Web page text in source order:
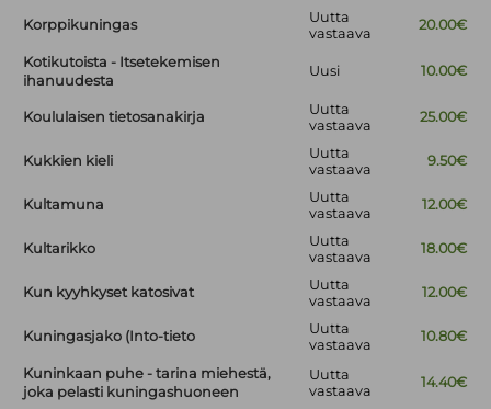
Korppikuningas
Uutta
vastaava
20.00€
Kotikutoista - Itsetekemisen
ihanuudesta
Uusi 10.00€
Koululaisen tietosanakirja
Uutta
vastaava
25.00€
Kukkien kieli
Uutta
vastaava
9.50€
Kultamuna
Uutta
vastaava
12.00€
Kultarikko
Uutta
vastaava
18.00€
Kun kyyhkyset katosivat
Uutta
vastaava
12.00€
Kuningasjako (Into-tieto
Uutta
vastaava
10.80€
Kuninkaan puhe - tarina miehestä,
joka pelasti kuningashuoneen
Uutta
vastaava
14.40€